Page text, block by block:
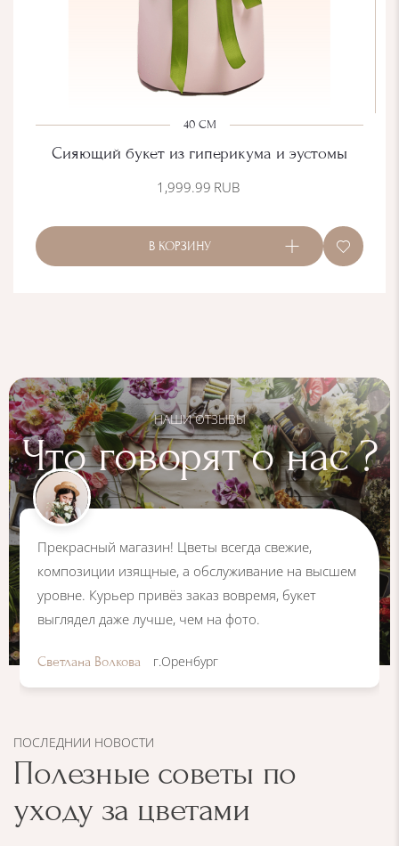
40 СМ
Сияющий букет из гиперикума и эустомы
1,999.99 RUB
В КОРЗИНУ
НАШИ ОТЗЫВЫ
Что говорят о нас ?
Прекрасный магазин! Цветы всегда свежие,
композиции изящные, а обслуживание на высшем
уровне. Курьер привёз заказ вовремя, букет
выглядел даже лучше, чем на фото.
Светлана Волкова г.Оренбург
ПОСЛЕДНИИ НОВОСТИ
Полезные советы по
уходу за цветами